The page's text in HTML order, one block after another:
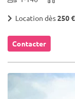
Location dès250 €
Contacter